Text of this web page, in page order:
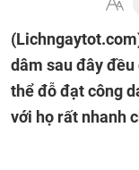
dâm sau đây đều
thể đỗ đạt công
với họ rất nhanh